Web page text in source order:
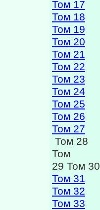
Том 17
Том 18
Том 19
Том 20
Том 21
Том 22
Том 23
Том 24
Том 25
Том 26
Том 27
Том 28
Том
29 Том 30
Том 31
Том 32
Том 33